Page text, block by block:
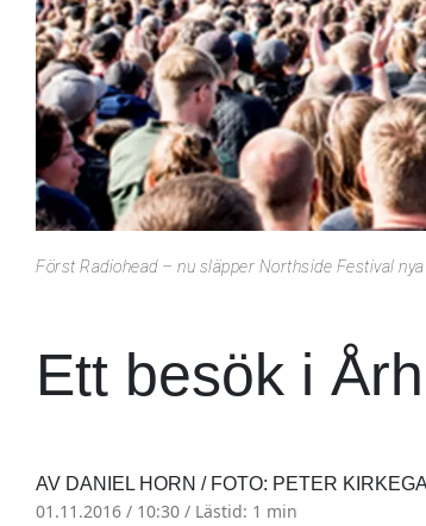
Först Radiohead – nu släpper Northside Festival
Ett besök i
AV DANIEL HORN / FOTO: PETER
01.11.2016 / 10:30 / Lästid: 1 min